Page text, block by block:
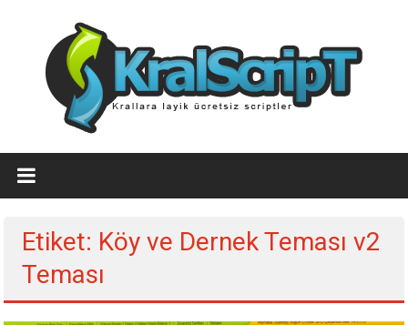
Ücretsiz
WordPress
Temaları,Ücretsiz
Script
Etiket: Köy ve Dernek Teması v2
Teması